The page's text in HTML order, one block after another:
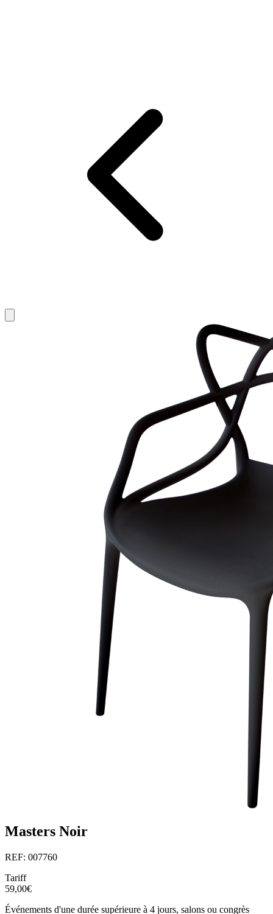
Masters Noir
REF: 007760
Tariff
59,00€
Événements d'une durée supérieure à 4 jours, salons ou congrès